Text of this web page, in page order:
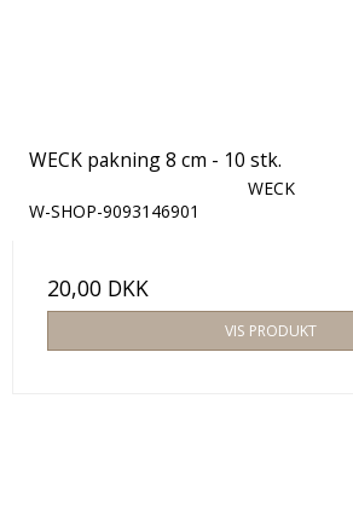
WECK pakning 8 cm - 10 stk.
WECK
W-SHOP-9093146901
20,00 DKK
VIS PRODUKT